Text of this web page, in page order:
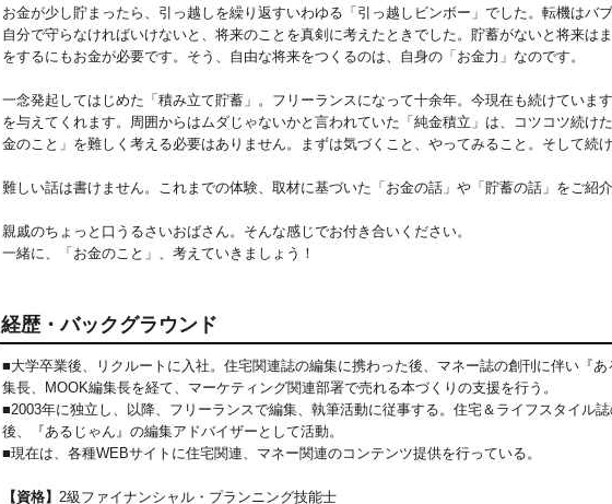
お金が少し貯まったら、引っ越しを繰り返すいわゆる「引っ越しビンボー」でした。転機はバ
自分で守らなければいけないと、将来のことを真剣に考えたときでした。貯蓄がないと将来は
をするにもお金が必要です。そう、自由な将来をつくるのは、自身の「お金力」なのです。
一念発起してはじめた「積み立て貯蓄」。フリーランスになって十余年。今現在も続けていま
を与えてくれます。周囲からはムダじゃないかと言われていた「純金積立」は、コツコツ続け
金のこと」を難しく考える必要はありません。まずは気づくこと、やってみること。そして続け
難しい話は書けません。これまでの体験、取材に基づいた「お金の話」や「貯蓄の話」をご紹介
親戚のちょっと口うるさいおばさん。そんな感じでお付き合いください。
一緒に、「お金のこと」、考えていきましょう！
経歴・バックグラウンド
■大学卒業後、リクルートに入社。住宅関連誌の編集に携わった後、マネー誌の創刊に伴い『
集長、MOOK編集長を経て、マーケティング関連部署で売れる本づくりの支援を行う。
■2003年に独立し、以降、フリーランスで編集、執筆活動に従事する。住宅＆ライフスタイル
後、『あるじゃん』の編集アドバイザーとして活動。
■現在は、各種WEBサイトに住宅関連、マネー関連のコンテンツ提供を行っている。
【資格】 2級ファイナンシャル・プランニング技能士